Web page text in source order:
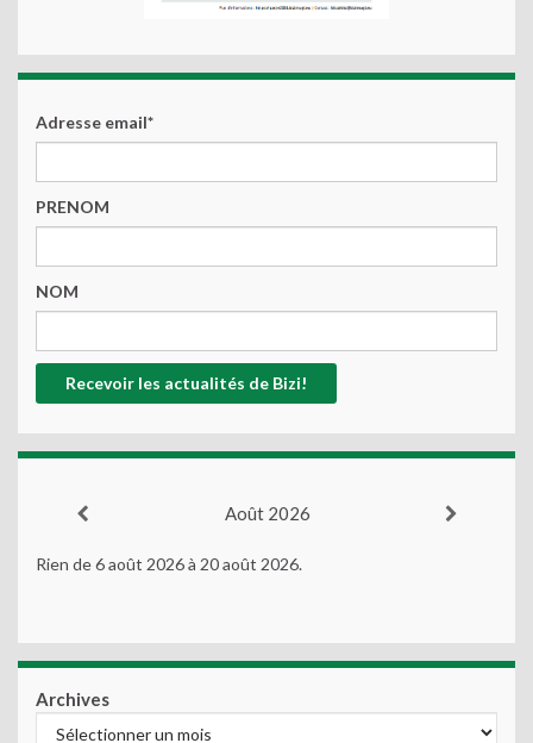
Adresse email*
PRENOM
NOM
Août 2026
Rien de 6 août 2026 à 20 août 2026.
Archives